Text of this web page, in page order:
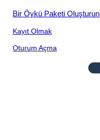
Bir Öykü Paketi Oluşturun
Kayıt Olmak
Oturum Açma